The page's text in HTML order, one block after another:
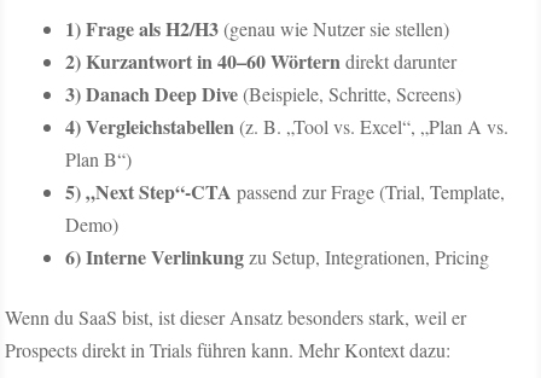
1) Frage als H2/H3(genau wie Nutzer sie stellen)
2) Kurzantwort in 40–60 Wörterndirekt darunter
3) Danach Deep Dive(Beispiele, Schritte, Screens)
4) Vergleichstabellen(z. B. „Tool vs. Excel“, „Plan A vs.
Plan B“)
5) „Next Step“-CTA passend zur Frage (Trial, Template,
Demo)
6) Interne Verlinkung zu Setup, Integrationen, Pricing
Wenn du SaaS bist, ist dieser Ansatz besonders stark, weil er
Prospects direkt in Trials führen kann. Mehr Kontext dazu: